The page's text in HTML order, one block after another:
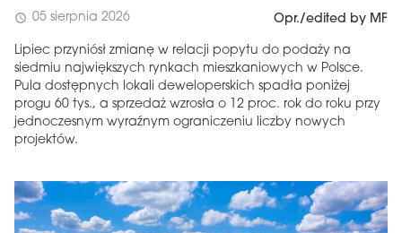
schedule 05 sierpnia 2026 Opr./edited by MF
Lipiec przyniósł zmianę w relacji popytu do podaży na
siedmiu największych rynkach mieszkaniowych w Polsce.
Pula dostępnych lokali deweloperskich spadła poniżej
progu 60 tys., a sprzedaż wzrosła o 12 proc. rok do roku przy
jednoczesnym wyraźnym ograniczeniu liczby nowych
projektów.